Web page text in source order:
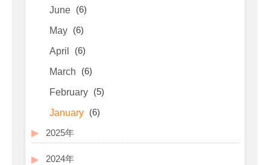
June (6)
May (6)
April (6)
March (6)
February (5)
January (6)
2025年
2024年